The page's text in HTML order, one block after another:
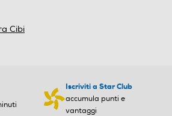
Cibi
Iscriviti a Star Club
accumula punti e
vantaggi